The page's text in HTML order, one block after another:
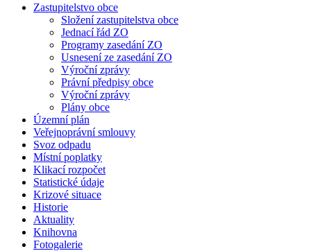
Zastupitelstvo obce
Složení zastupitelstva obce
Jednací řád ZO
Programy zasedání ZO
Usnesení ze zasedání ZO
Výroční zprávy
Právní předpisy obce
Výroční zprávy
Plány obce
Územní plán
Veřejnoprávní smlouvy
Svoz odpadu
Místní poplatky
Klikací rozpočet
Statistické údaje
Krizové situace
Historie
Aktuality
Knihovna
Fotogalerie